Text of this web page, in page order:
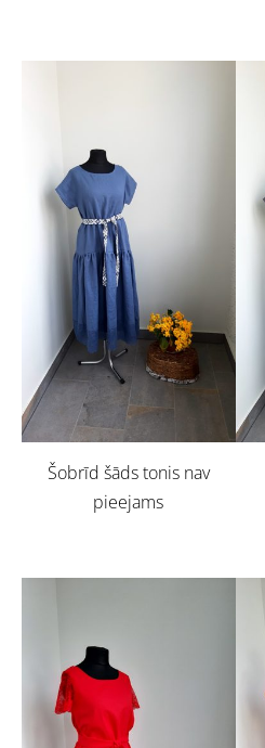
Šobrīd šāds tonis nav
pieejams